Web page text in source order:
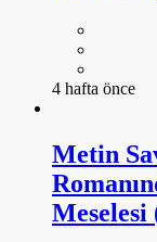
4 hafta önce
Metin
Meselesi